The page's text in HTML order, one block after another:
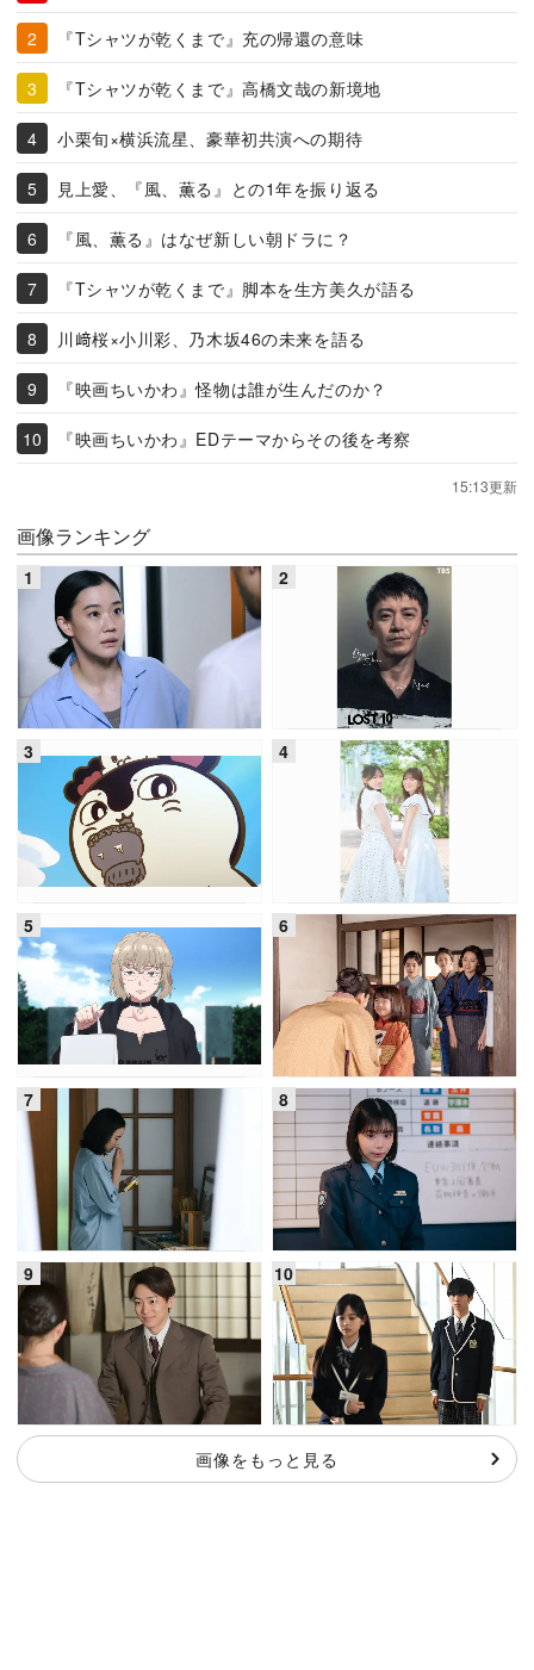
『Tシャツが乾くまで』充の帰還の意味
『Tシャツが乾くまで』高橋文哉の新境地
小栗旬×横浜流星、豪華初共演への期待
見上愛、『風、薫る』との1年を振り返る
『風、薫る』はなぜ新しい朝ドラに？
『Tシャツが乾くまで』脚本を生方美久が語る
川﨑桜×小川彩、乃木坂46の未来を語る
『映画ちいかわ』怪物は誰が生んだのか？
『映画ちいかわ』EDテーマからその後を考察
15:13更新
画像ランキング
画像をもっと見る